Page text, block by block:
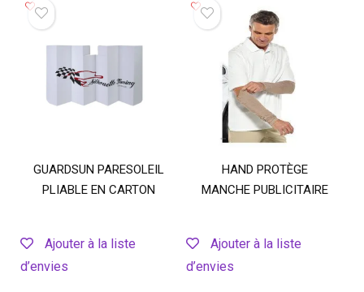
GUARDSUN PARESOLEIL
PLIABLE EN CARTON
Ajouter à la liste
d’envies
HAND PROTÈGE
MANCHE PUBLICITAIRE
Ajouter à la liste
d’envies